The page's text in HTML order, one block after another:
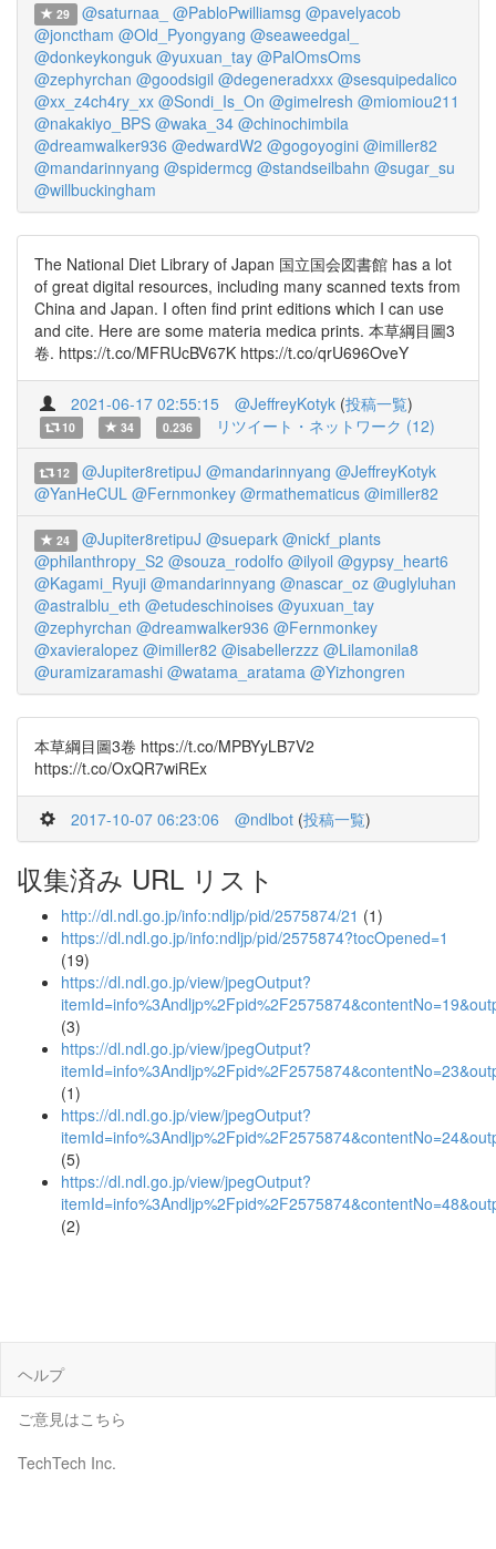
29 @saturnaa_ @PabloPwilliamsg @pavelyacob
@jonctham @Old_Pyongyang @seaweedgal_
@donkeykonguk @yuxuan_tay @PalOmsOms
@zephyrchan @goodsigil @degeneradxxx @sesquipedalico
@xx_z4ch4ry_xx @Sondi_Is_On @gimelresh @miomiou211
@nakakiyo_BPS @waka_34 @chinochimbila
@dreamwalker936 @edwardW2 @gogoyogini @imiller82
@mandarinnyang @spidermcg @standseilbahn @sugar_su
@willbuckingham
The National Diet Library of Japan 国立国会図書館 has a lot
of great digital resources, including many scanned texts from
China and Japan. I often find print editions which I can use
and cite. Here are some materia medica prints. 本草綱目圖3
卷. https://t.co/MFRUcBV67K https://t.co/qrU696OveY
2021-06-17 02:55:15 @JeffreyKotyk (投稿一覧)
10 34 0.236 リツイート・ネットワーク (12)
12 @Jupiter8retipuJ @mandarinnyang @JeffreyKotyk
@YanHeCUL @Fernmonkey @rmathematicus @imiller82
24 @Jupiter8retipuJ @suepark @nickf_plants
@philanthropy_S2 @souza_rodolfo @ilyoil @gypsy_heart6
@Kagami_Ryuji @mandarinnyang @nascar_oz @uglyluhan
@astralblu_eth @etudeschinoises @yuxuan_tay
@zephyrchan @dreamwalker936 @Fernmonkey
@xavieralopez @imiller82 @isabellerzzz @Lilamonila8
@uramizaramashi @watama_aratama @Yizhongren
本草綱目圖3卷 https://t.co/MPBYyLB7V2
https://t.co/OxQR7wiREx
2017-10-07 06:23:06 @ndlbot (投稿一覧)
収集済み URL リスト
http://dl.ndl.go.jp/info:ndljp/pid/2575874/21 (1)
https://dl.ndl.go.jp/info:ndljp/pid/2575874?tocOpened=1
(19)
https://dl.ndl.go.jp/view/jpegOutput?
(3)
https://dl.ndl.go.jp/view/jpegOutput?
(1)
https://dl.ndl.go.jp/view/jpegOutput?
(5)
https://dl.ndl.go.jp/view/jpegOutput?
(2)
ヘルプ
ご意見はこちら
TechTech Inc.